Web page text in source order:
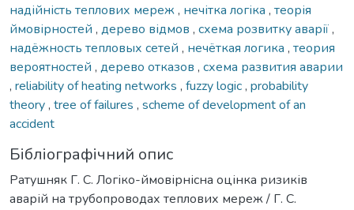
надійність теплових мереж, нечітка логіка , теорія
ймовірностей , дерево відмов , схема розвитку аварії,
надёжность тепловых сетей , нечёткая логика , теория
вероятностей , дерево отказов , схема развития аварии
, reliability of heating networks , fuzzy logic, probability
theory, tree of failures , scheme of development of an
accident
Бібліографічний опис
Ратушняк Г. С. Логіко-ймовірнісна оцінка ризиків
аварій на трубопроводах теплових мереж / Г. С.